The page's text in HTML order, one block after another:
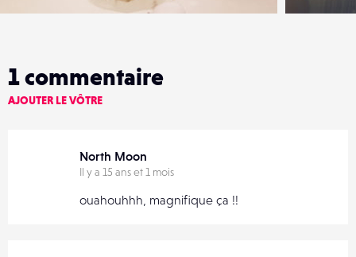
1commentaire
AJOUTER LE VÔTRE
North Moon
Il y a 15 ans et 1 mois
ouahouhhh, magnifique ça !!